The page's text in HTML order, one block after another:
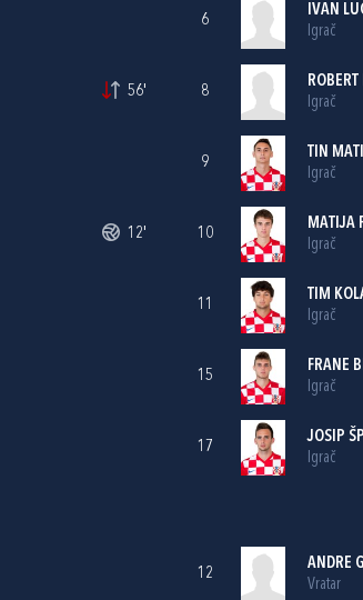
56'
12'
6
IVAN
Igrač
8
Igrač
9
TIN
Igrač
10
MATIJA
Igrač
11
TIM
Igrač
15
FRANE
Igrač
17
JOSIP
Igrač
12
ANDRE
Vratar